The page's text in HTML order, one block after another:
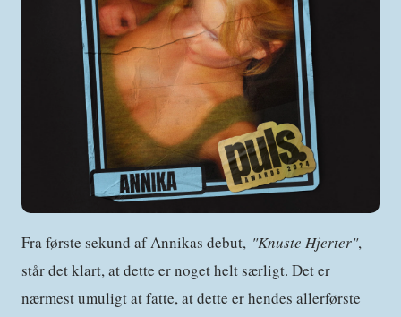
Fra første sekund af Annikas debut, "Knuste Hjerter",
står det klart, at dette er noget helt særligt. Det er
nærmest umuligt at fatte, at dette er hendes allerførste